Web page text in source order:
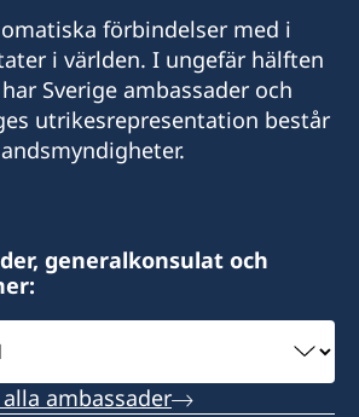
förbindelser med i
i världen. I ungefär hälften
Sverige ambassader och
utrikesrepresentation består
generalkonsulat och
ambassader